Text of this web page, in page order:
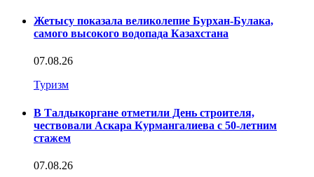
Жетысу показала великолепие Бурхан-Булака,
самого высокого водопада Казахстана
07.08.26
Туризм
В Талдыкоргане отметили День строителя,
чествовали Аскара Курмангалиева с 50-летним
стажем
07.08.26